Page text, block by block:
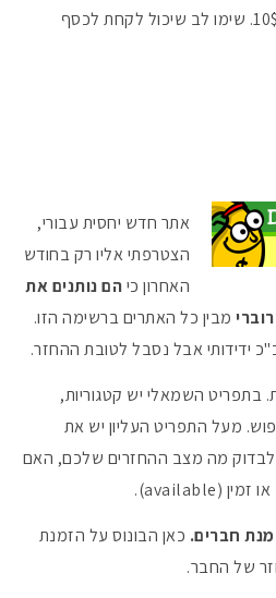
עבור כסף זמין, ועל מינימום 10$. שימו לב שיכול לקחת לכסף
אתר חדש יחסית עבורי,
הצטרפתי אליו רק בחודש
האחרון כיהם נותנים את
מבין כל האתרים ברשימה הזו.
ידידותי אבל נסבל לטובת ההחזר.
בתפריט השמאלי יש קטגוריות,
מעל התפריט העליון יש את
מה מצב ההחזרים שלכם, האם
חברים. כאן הבונוס על הזמנת